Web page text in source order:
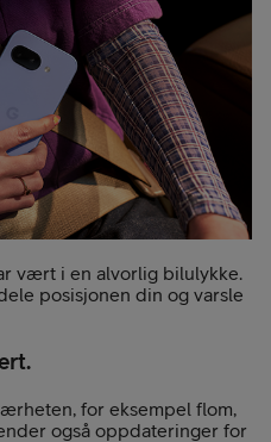
vært i en alvorlig bilulykke.
posisjonen din og varsle
for eksempel flom,
også oppdateringer for